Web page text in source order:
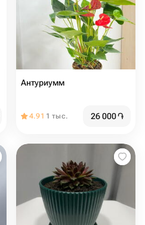
Антуриумм
4.91 1 тыс. 26 000֏